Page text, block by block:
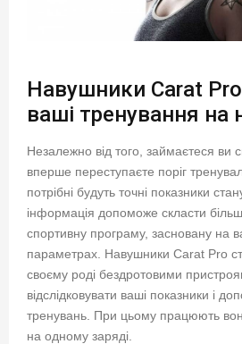
Навушники Carat Pro
ваші тренування на
Незалежно від того, займаєтеся ви
вперше переступаєте поріг
потрібні будуть точні показники
інформація допоможе скласти
спортивну програму, засновану на
параметрах. Навушники Carat Pro
своєму роді бездротовими
відслідковувати ваші показники і
тренувань. При цьому працюють
на одному заряді.